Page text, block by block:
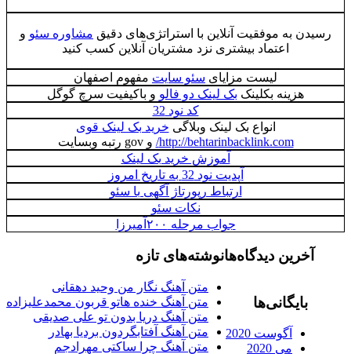
به موفقیت آنلاین با استراتژی‌های دقیقمشاوره سئوو
اعتماد بیشتری نزد مشتریان آنلاین کسب کنید
لیست مزایایسئو سایتمفهوم اصفهان
هزینه بکلینکبک لینک دو فالوو باکیفیت سرچ گوگل
انواع بک لینک وبلاگیخرید بک لینک قوی
http://behtarinbacklink.com/ و gov رتبه وبسایت
آموزش خرید بک لینک
ارتباط رپورتاژ آگهی با سئو
نکات سئو
جواب مرحله ۲۰۰آمیرزا
نوشته‌های تازه
متن آهنگ نگار من وحید دهقانی
متن آهنگ خنده هاتو قربون محمدعلیزاده
متن آهنگ دریا بدون تو علی صدیقی
متن آهنگ آفتابگردون بردیا بهادر
متن آهنگ چرا ساکتی مهرادجم
دیدگاه‌ها
آگوست 2020